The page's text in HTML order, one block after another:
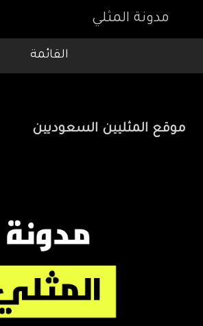
مدونة المثلي
القائمة
موقع المثليين السعوديين